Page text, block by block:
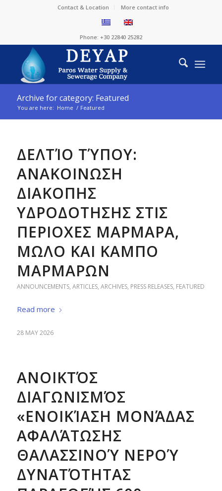
Contact & Location More contact info
Phone: +30 22840 25282
Archive for category: Featured
You are here: Home / Featured
ΔΕΛΤΊΟ ΤΎΠΟΥ:
ΑΝΑΚΟΙΝΩΣΗ
ΔΙΑΚΟΠΗΣ
ΥΔΡΟΔΟΤΗΣΗΣ ΣΤΙΣ
ΠΕΡΙΟΧΕΣ ΜΑΡΜΑΡΑ,
ΜΩΛΟ ΚΑΙ ΚΑΜΠΟ
ΜΑΡΜΑΡΩΝ
ANNOUNCEMENTS, ARTICLES, ARCHIVES, PRESS RELEASES, FEATURED
Read more
28 MAY 2026
ΑΝΟΙΚΤΌΣ
ΔΙΑΓΩΝΙΣΜΌΣ
«ΕΝΟΙΚΊΑΣΗ ΜΟΝΆΔΑΣ
ΑΦΑΛΆΤΩΣΗΣ
ΘΑΛΑΣΣΙΝΟΎ ΝΕΡΟΎ
ΔΥΝΑΤΌΤΗΤΑΣ